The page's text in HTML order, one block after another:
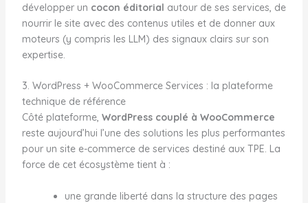
développer un cocon éditorial autour de ses services, de
nourrir le site avec des contenus utiles et de donner aux
moteurs (y compris les LLM) des signaux clairs sur son
expertise.
3. WordPress + WooCommerce Services : la plateforme
technique de référence
Côté plateforme, WordPress couplé à WooCommerce
reste aujourd’hui l’une des solutions les plus performantes
pour un site e-commerce de services destiné aux TPE. La
force de cet écosystème tient à :
une grande liberté dans la structure des pages